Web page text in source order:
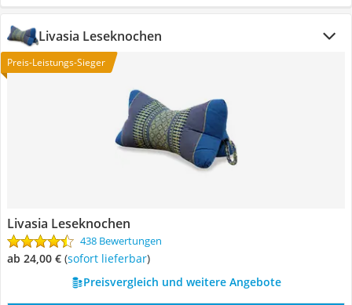
Livasia Leseknochen
Preis-Leistungs-Sieger
Livasia Leseknochen
438 Bewertungen
ab 24,00 € ( Sofort lieferbar)
Preisvergleich und weitere Angebote